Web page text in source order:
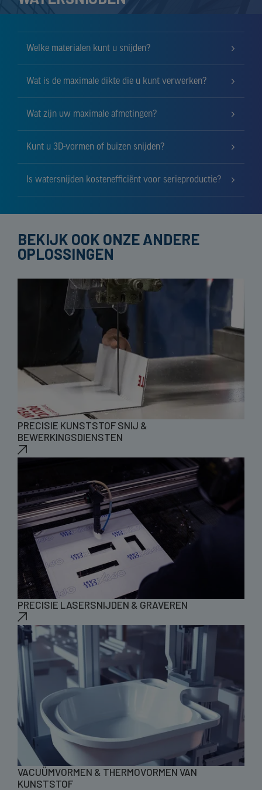
Welke materialen kunt u snijden?
Wat is de maximale dikte die u kunt verwerken?
Wat zijn uw maximale afmetingen?
Kunt u 3D-vormen of buizen snijden?
Is watersnijden kostenefficiënt voor serieproductie?
BEKIJK OOK ONZE ANDERE
OPLOSSINGEN
PRECISIE KUNSTSTOF SNIJ &
BEWERKINGSDIENSTEN
PRECISIE LASERSNIJDEN & GRAVEREN
VACUÜMVORMEN & THERMOVORMEN VAN
KUNSTSTOF